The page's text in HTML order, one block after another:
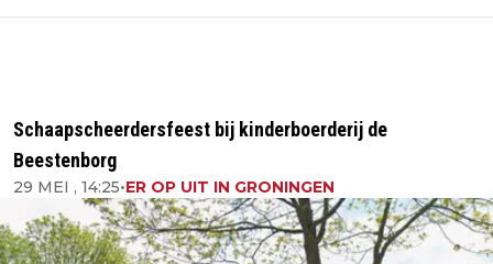
Schaapscheerdersfeest bij kinderboerderij de
Beestenborg
29 MEI , 14:25•ER OP UIT IN GRONINGEN